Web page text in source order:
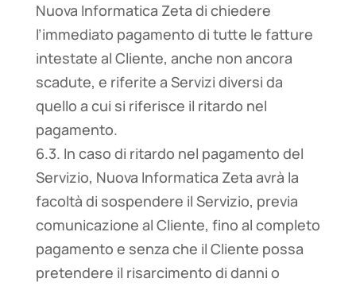
Nuova Informatica Zeta di chiedere
l’immediato pagamento di tutte le fatture
intestate al Cliente, anche non ancora
scadute, e riferite a Servizi diversi da
quello a cui si riferisce il ritardo nel
pagamento.
6.3. In caso di ritardo nel pagamento del
Servizio, Nuova Informatica Zeta avrà la
facoltà di sospendere il Servizio, previa
comunicazione al Cliente, fino al completo
pagamento e senza che il Cliente possa
pretendere il risarcimento di danni o